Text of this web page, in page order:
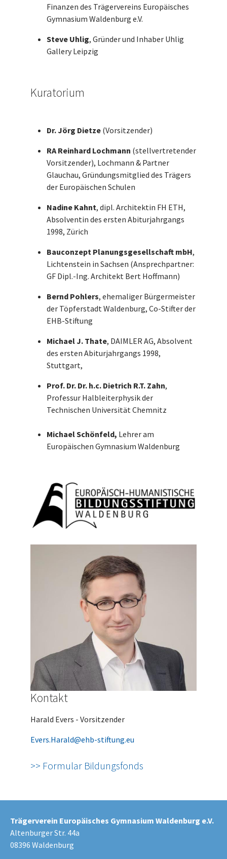
Finanzen des Trägervereins Europäisches
Gymnasium Waldenburg e.V.
Steve Uhlig, Gründer und Inhaber Uhlig
Gallery Leipzig
Kuratorium
Dr. Jörg Dietze (Vorsitzender)
RA Reinhard Lochmann (stellvertretender
Vorsitzender), Lochmann & Partner
Glauchau, Gründungsmitglied des Trägers
der Europäischen Schulen
Nadine Kahnt, dipl. Architektin FH ETH,
Absolventin des ersten Abiturjahrgangs
1998, Zürich
Bauconzept Planungsgesellschaft mbH,
Lichtenstein in Sachsen (Ansprechpartner:
GF Dipl.-Ing. Architekt Bert Hoffmann)
Bernd Pohlers, ehemaliger Bürgermeister
der Töpferstadt Waldenburg, Co-Stifter der
EHB-Stiftung
Michael J. Thate, DAIMLER AG, Absolvent
des ersten Abiturjahrgangs 1998,
Stuttgart,
Prof. Dr. Dr. h.c. Dietrich R.T. Zahn,
Professur Halbleiterphysik der
Technischen Universität Chemnitz
MichaelSchönfeld, Lehrer am
Europäischen Gymnasium Waldenburg
Kontakt
Harald Evers - Vorsitzender
Evers.Harald@ehb-stiftung.eu
>> Formular Bildungsfonds
Trägerverein Europäisches Gymnasium Waldenburg e.V.
Altenburger Str. 44a
08396 Waldenburg